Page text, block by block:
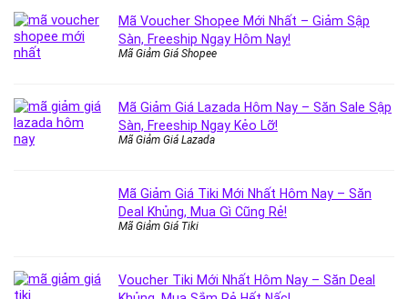
Mã Voucher Shopee Mới Nhất – Giảm Sập
Sàn, Freeship Ngay Hôm Nay!
Mã Giảm Giá Shopee
Mã Giảm Giá Lazada Hôm Nay – Săn Sale Sập
Sàn, Freeship Ngay Kẻo Lỡ!
Mã Giảm Giá Lazada
Mã Giảm Giá Tiki Mới Nhất Hôm Nay – Săn
Deal Khủng, Mua Gì Cũng Rẻ!
Mã Giảm Giá Tiki
Voucher Tiki Mới Nhất Hôm Nay – Săn Deal